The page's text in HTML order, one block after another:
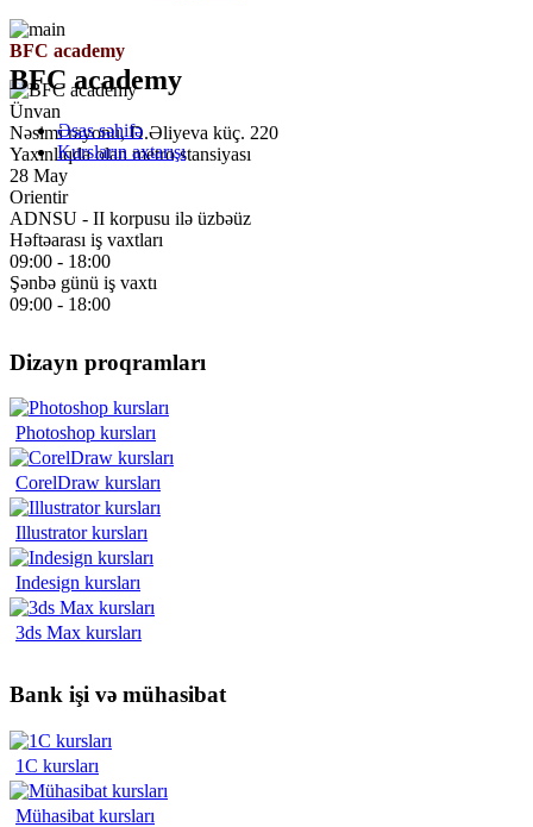
BFC academy
Əsas səhifə
Kursların axtarışı
BFC academy
Ünvan
Nəsimi rayonu, D.Əliyeva küç. 220
Yaxınlıqda olan metro stansiyası
28 May
Orientir
ADNSU - II korpusu ilə üzbəüz
Həftəarası iş vaxtları
09:00 - 18:00
Şənbə günü iş vaxtı
09:00 - 18:00
Dizayn proqramları
Photoshop kursları
CorelDraw kursları
Illustrator kursları
Indesign kursları
3ds Max kursları
Bank işi və mühasibat
1C kursları
Mühasibat kursları